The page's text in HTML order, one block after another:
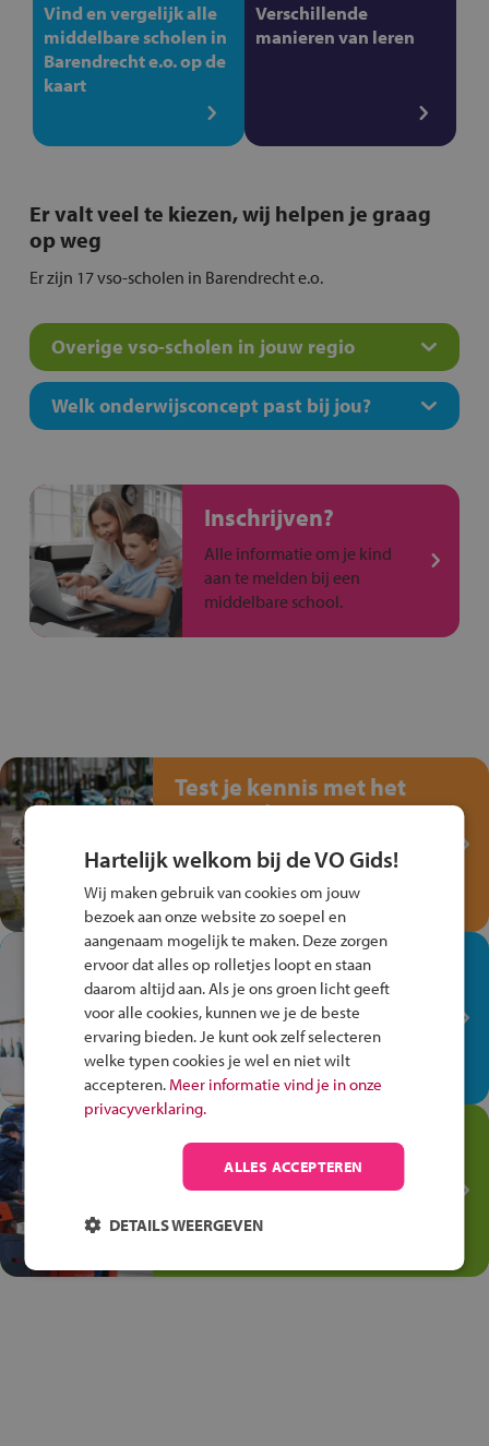
Vind en vergelijk alle
middelbare scholen in
Barendrecht e.o. op de
kaart
Verschillende
manieren van leren
Er valt veel te kiezen, wij helpen je graag
op weg
Er zijn 17 vso-scholen in Barendrecht e.o.
Overige vso-scholen in jouw regio
Welk onderwijsconcept past bij jou?
Inschrijven?
Alle informatie om je kind
aan te melden bij een
middelbare school.
Test je kennis met het
Fiets Veilig
Speel het Fiets Veilig Verkeersspel
en win een Cortina-fiets!
In de winkel ben je op je
plek!
Ontdek via het vmbo jouw talent
op de winkelvloer, waar elke dag
anders is!
Transport en Logistiek
Kies voor vmbo Transport en
logistiek: daar kun je mee
Hartelijk welkom bij de VO Gids!
Wij maken gebruik van cookies om jouw
bezoek aan onze website zo soepel en
aangenaam mogelijk te maken. Deze zorgen
ervoor dat alles op rolletjes loopt en staan
daarom altijd aan. Als je ons groen licht geeft
voor alle cookies, kunnen we je de beste
ervaring bieden. Je kunt ook zelf selecteren
welke typen cookies je wel en niet wilt
accepteren. Meer informatie vind je in onze
privacyverklaring.
ALLES ACCEPTEREN
DETAILS WEERGEVEN